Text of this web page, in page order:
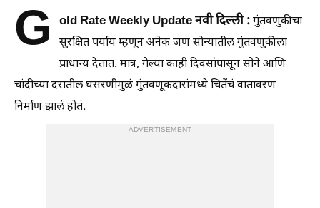
G old Rate Weekly Update नवी दिल्ली :गुंतवणुकीचा
सुरक्षित पर्याय म्हणून अनेक जण सोन्यातील गुंतवणुकीला
प्राधान्य देतात. मात्र, गेल्या काही दिवसांपासून सोने आणि
चांदीच्या दरातील घसरणीमुळं गुंतवणूकदारांमध्ये चितेंचं वातावरण
निर्माण झालं होतं.
ADVERTISEMENT